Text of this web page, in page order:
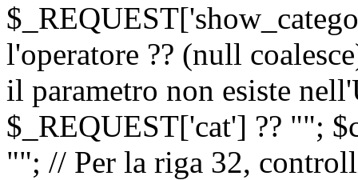
l'operatore ?? (null
il parametro non esiste
$_REQUEST['cat'] ?? "";
""; // Per la riga 32,